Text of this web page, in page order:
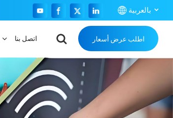
بالعربية
Français
Español
اتصل بنا اطلب عرض أسعار